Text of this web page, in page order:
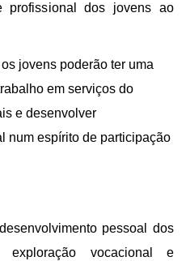
profissional dos jovens ao
jovens poderão ter uma
em serviços do
e desenvolver
num espírito de participação
pessoal dos
vocacional e